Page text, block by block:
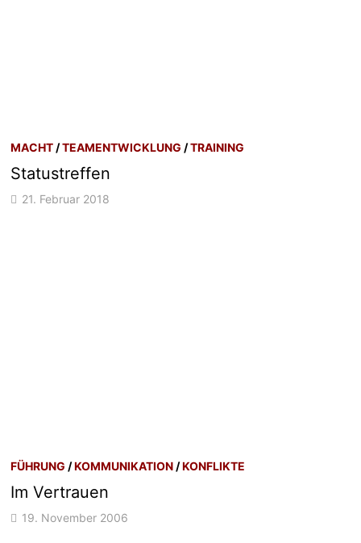
MACHT /TEAMENTWICKLUNG /TRAINING
Statustreffen
21. Februar 2018
FÜHRUNG /KOMMUNIKATION /KONFLIKTE
Im Vertrauen
19. November 2006